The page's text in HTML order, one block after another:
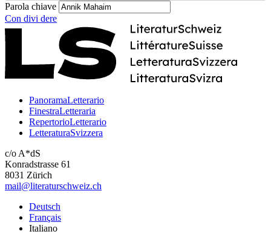
Parola chiave
Con divi dere
PanoramaLetterario
FinestraLetteraria
RepertorioLetterario
LetteraturaSvizzera
c/o A*dS
Konradstrasse 61
8031 Zürich
mail@literaturschweiz.ch
Deutsch
Français
Italiano